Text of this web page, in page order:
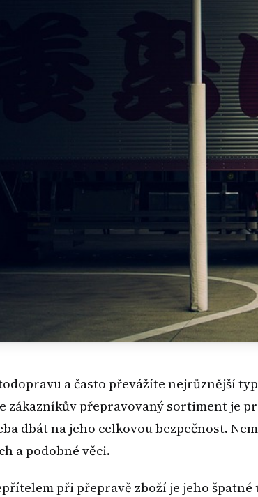
a často převážíte nejrůznější
zákazníkův přepravovaný sortiment je
dbát na jeho celkovou bezpečnost.
a podobné věci.
při přepravě zboží je jeho